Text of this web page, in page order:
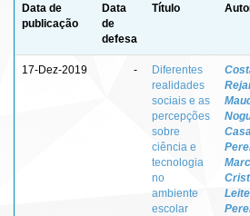
Data de
publicação
Data
de
defesa
Título
17-Dez-2019 -
Diferentes
realidades
sociais e as
percepções
sobre
ciência e
tecnologia
no
ambiente
escolar
Leite